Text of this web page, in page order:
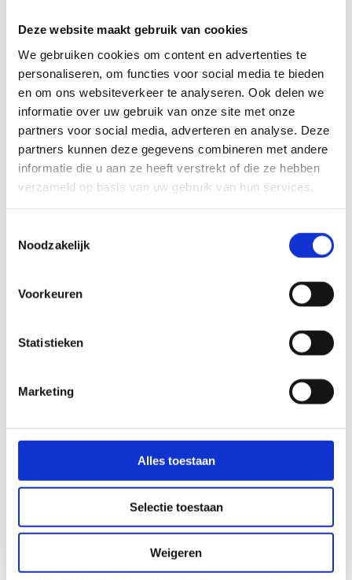
Deze website maakt gebruik van cookies
We gebruiken cookies om content en advertenties te
personaliseren, om functies voor social media te bieden
en om ons websiteverkeer te analyseren. Ook delen we
informatie over uw gebruik van onze site met onze
partners voor social media, adverteren en analyse. Deze
partners kunnen deze gegevens combineren met andere
informatie die u aan ze heeft verstrekt of die ze hebben
verzameld op basis van uw gebruik van hun services.
Noodzakelijk
Voorkeuren
Statistieken
Marketing
Alles toestaan
Selectie toestaan
Weigeren
DE ERVEN HEESCH
In deze derde fase van de Heesche nieuwbouwwijk De
Erven bouwde Berghege 20 woningen: 6
huurwoningen en 14 koopwoningen. Allemaal hoek-
en tussenwoningen voornamelijk bedoeld voor starters
op de woningmarkt.
Lees meer
VERBOUWEN IN DE BINNENSTAD
Samen invulling geven aan wonen in de binnenstad
door projecten zoals de verbouwing van het
appartementen in Nijmegen en in Venlo.
DE HOOGLANDER KOOLHOVEN
huurappartementen. Uniek door de materiaalkeuze
kalkzandsteen die het gebouw een natuurlijke
uitstraling geeft en mooi aansluit op de natuurlijke
Lees meer
Wonen
NIEUWBOUWWIJK DE PIEKENHOEF OSS